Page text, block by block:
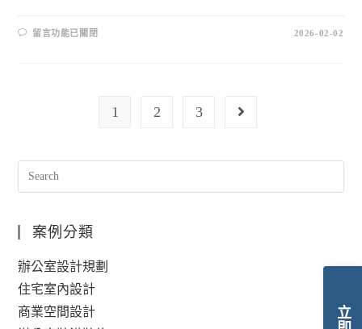
留言功能已關閉 2026-02-02
1 2 3
案例分類
辦公室設計規劃
住宅室內設計
商業空間設計